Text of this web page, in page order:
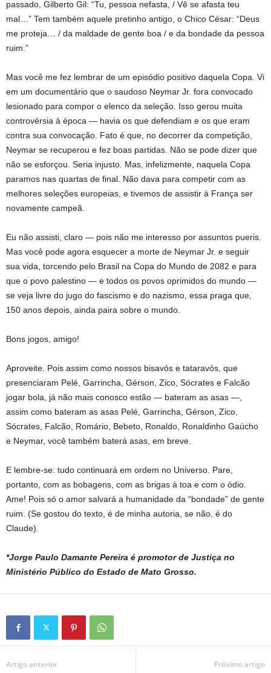
passado, Gilberto Gil: “Tu, pessoa nefasta, / Vê se afasta teu
mal…” Tem também aquele pretinho antigo, o Chico César: “Deus
me proteja… / da maldade de gente boa / e da bondade da pessoa
ruim.”
Mas você me fez lembrar de um episódio positivo daquela Copa. Vi
em um documentário que o saudoso Neymar Jr. fora convocado
lesionado para compor o elenco da seleção. Isso gerou muita
controvérsia à época — havia os que defendiam e os que eram
contra sua convocação. Fato é que, no decorrer da competição,
Neymar se recuperou e fez boas partidas. Não se pode dizer que
não se esforçou. Seria injusto. Mas, infelizmente, naquela Copa
paramos nas quartas de final. Não dava para competir com as
melhores seleções europeias, e tivemos de assistir à França ser
novamente campeã.
Eu não assisti, claro — pois não me interesso por assuntos pueris.
Mas você pode agora esquecer a morte de Neymar Jr. e seguir
sua vida, torcendo pelo Brasil na Copa do Mundo de 2082 e para
que o povo palestino — e todos os povos oprimidos do mundo —
se veja livre do jugo do fascismo e do nazismo, essa praga que,
150 anos depois, ainda paira sobre o mundo.
Bons jogos, amigo!
Aproveite. Pois assim como nossos bisavós e tataravós, que
presenciaram Pelé, Garrincha, Gérson, Zico, Sócrates e Falcão
jogar bola, já não mais conosco estão — bateram as asas —,
assim como bateram as asas Pelé, Garrincha, Gérson, Zico,
Sócrates, Falcão, Romário, Bebeto, Ronaldo, Ronaldinho Gaúcho
e Neymar, você também baterá asas, em breve.
E lembre-se: tudo continuará em ordem no Universo. Pare,
portanto, com as bobagens, com as brigas à toa e com o ódio.
Ame! Pois só o amor salvará a humanidade da “bondade” de gente
ruim. (Se gostou do texto, é de minha autoria, se não, é do
Claude).
*Jorge Paulo Damante Pereira é promotor de Justiça no
Ministério Público do Estado de Mato Grosso.
Artigo anterior Próximo artigo